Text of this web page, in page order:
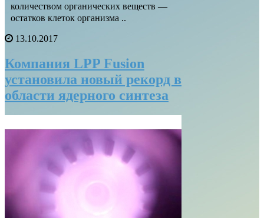
количеством органических веществ —
остатков клеток организма ..
13.10.2017
Компания LPP Fusion
установила новый рекорд в
области ядерного синтеза